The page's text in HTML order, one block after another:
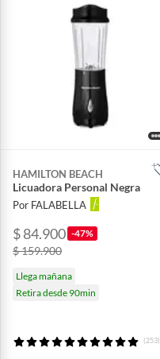
HAMILTON BEACH
Licuadora Personal Negra
Por FALABELLA
$ 84.900 -47%
$ 159.900
Llega mañana
Retira desde 90min
(253)